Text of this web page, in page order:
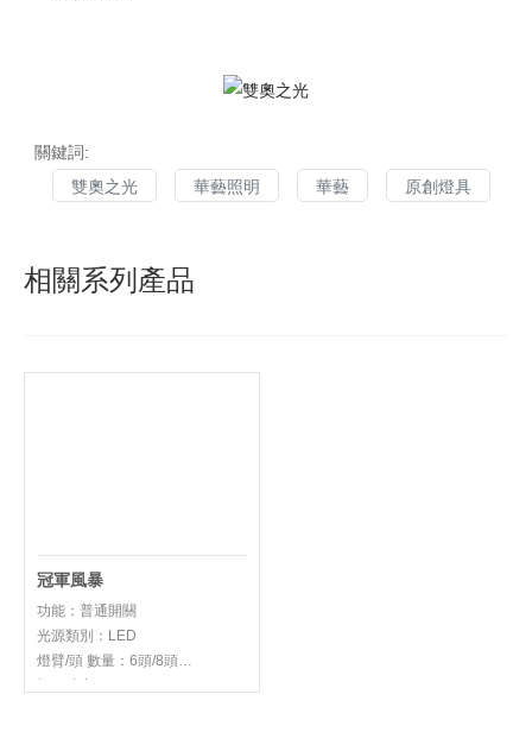
關鍵詞:
雙奧之光
華藝照明 華藝 原創燈具
相關系列產品
冠軍風暴
功能：普通開關
光源類別：LED
燈臂/頭 數量：6頭/8頭